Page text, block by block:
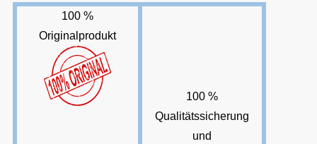
100 %
Originalprodukt
100 %
Qualitätssicherung
und